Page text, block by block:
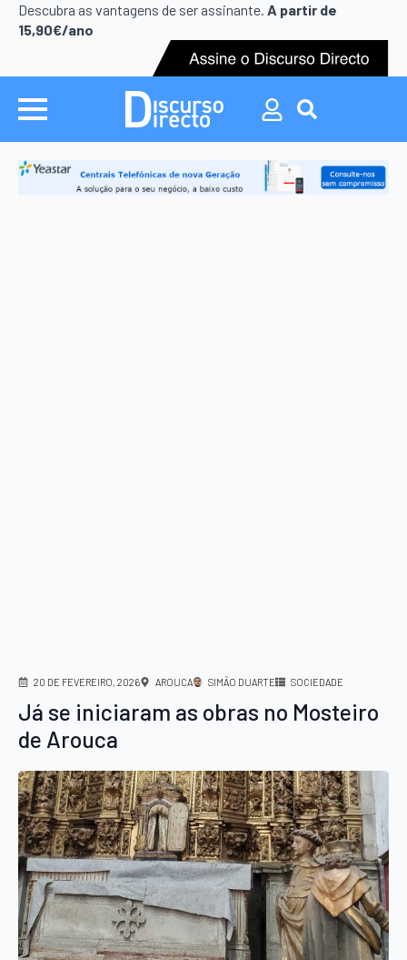
Descubra as vantagens de ser assinante. A partir de
15,90€/ano
Search
for:
Search
20 DE FEVEREIRO, 2026 AROUCA SIMÃO DUARTE SOCIEDADE
Já se iniciaram as obras no Mosteiro
de Arouca